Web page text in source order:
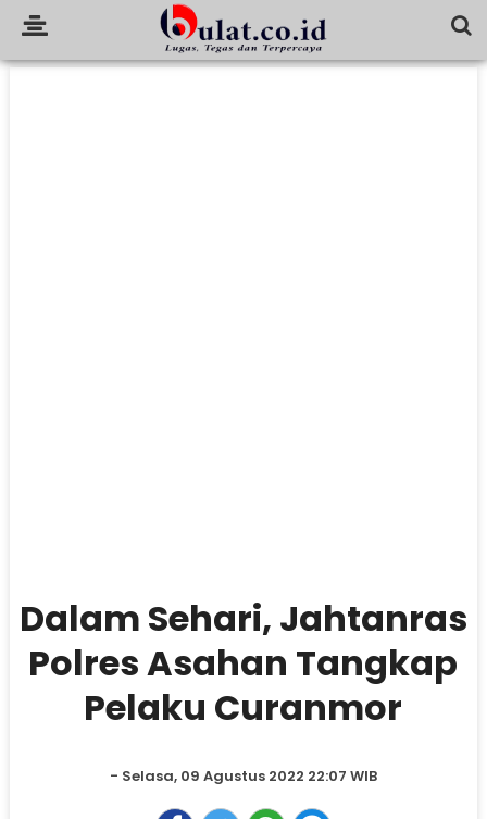
Dalam Sehari, Jahtanras
Polres Asahan Tangkap
Pelaku Curanmor
- Selasa, 09 Agustus 2022 22:07 WIB